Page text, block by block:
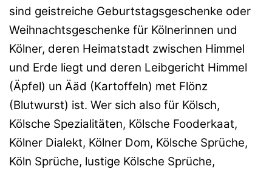
sind geistreiche Geburtstagsgeschenke oder
Weihnachtsgeschenke für Kölnerinnen und
Kölner, deren Heimatstadt zwischen Himmel
und Erde liegt und deren Leibgericht Himmel
(Äpfel) un Ääd (Kartoffeln) met Flönz
(Blutwurst) ist. Wer sich also für Kölsch,
Kölsche Spezialitäten, Kölsche Fooderkaat,
Kölner Dialekt, Kölner Dom, Kölsche Sprüche,
Köln Sprüche, lustige Kölsche Sprüche,